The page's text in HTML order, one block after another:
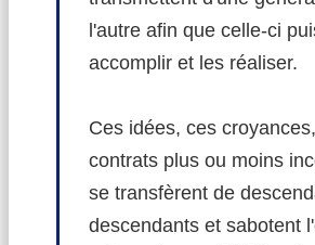
l'autre afin que celle-ci
accomplir et les réaliser.
Ces idées, ces
contrats plus ou moins
se transfèrent de
descendants et sabotent